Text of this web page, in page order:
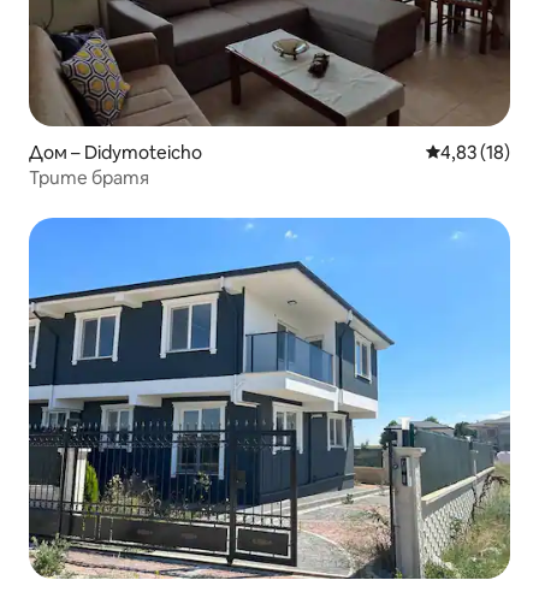
Дом – Didymoteicho Средна
4,83 (18)
Трите братя